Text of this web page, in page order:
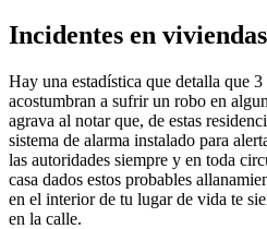
Incidentes en viviendas
Hay una estadística que detalla que
acostumbran a sufrir un robo en
agrava al notar que, de estas
sistema de alarma instalado para
las autoridades siempre y en toda
casa dados estos probables
en el interior de tu lugar de vida te
en la calle.